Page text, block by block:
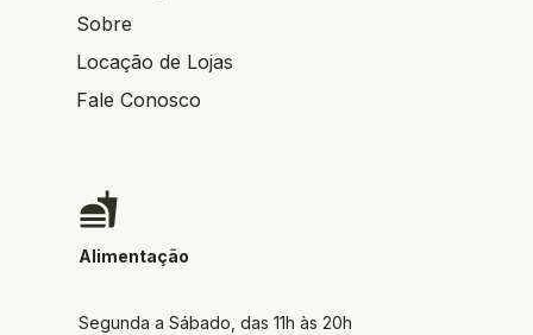
Alimentação
Segunda a Sábado, das 11h às 20h
Sobre
Locação de Lojas
Fale Conosco